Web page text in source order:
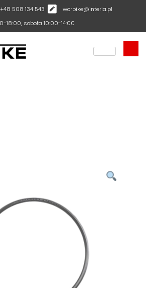
+48 508 134 543
worbike@interia.pl
18:00, sobota 10:00-14:00